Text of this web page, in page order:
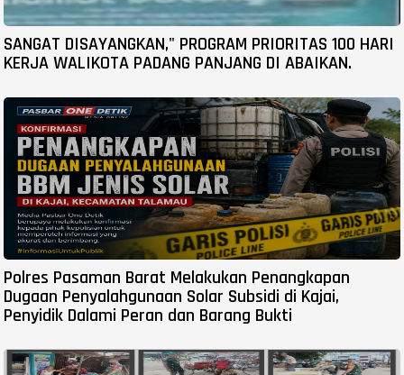
SANGAT DISAYANGKAN," PROGRAM PRIORITAS 100 HARI
KERJA WALIKOTA PADANG PANJANG DI ABAIKAN.
Polres Pasaman Barat Melakukan Penangkapan
Dugaan Penyalahgunaan Solar Subsidi di Kajai,
Penyidik Dalami Peran dan Barang Bukti